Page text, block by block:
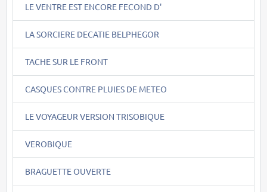
LE VENTRE EST ENCORE FECOND D'
LA SORCIERE DECATIE BELPHEGOR
TACHE SUR LE FRONT
CASQUES CONTRE PLUIES DE METEO
LE VOYAGEUR VERSION TRISOBIQUE
VEROBIQUE
BRAGUETTE OUVERTE